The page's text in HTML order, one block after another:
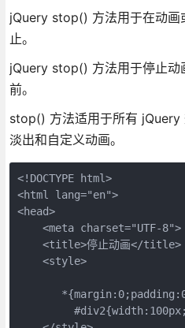
jQuery stop() 方法用于在动画
止。
jQuery stop() 方法用于停止动
前。
stop() 方法适用于所有 jQuery
淡出和自定义动画。
<!DOCTYPE html>
<html lang="en">
<head>
    <meta charset="UTF-8">
    <title>停止动画</title>
    <style>